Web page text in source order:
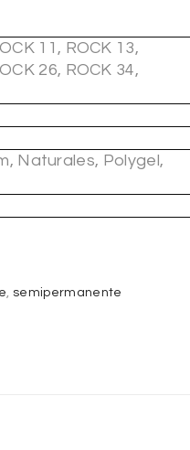
11, ROCK 13,
26, ROCK 34,
Naturales, Polygel,
, semipermanente